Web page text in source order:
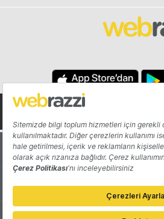
Hakkında
Katkıda Bulun